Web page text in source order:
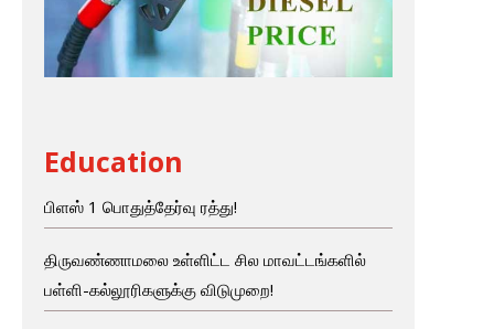
Education
பிளஸ் 1 பொதுத்தேர்வு ரத்து!
திருவண்ணாமலை உள்ளிட்ட சில மாவட்டங்களில்
பள்ளி-கல்லூரிகளுக்கு விடுமுறை!